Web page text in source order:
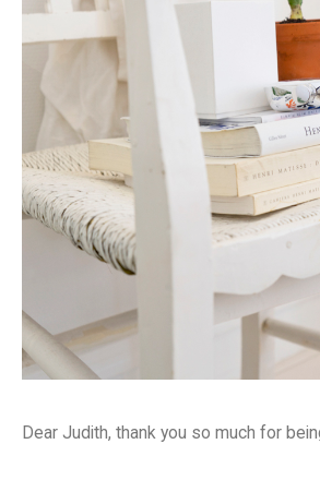
Dear Judith, thank you so much for